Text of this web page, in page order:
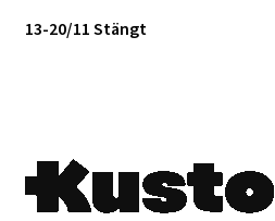
Fyndhörnan
Begagnat & Fynd
13-20/11 Stängt